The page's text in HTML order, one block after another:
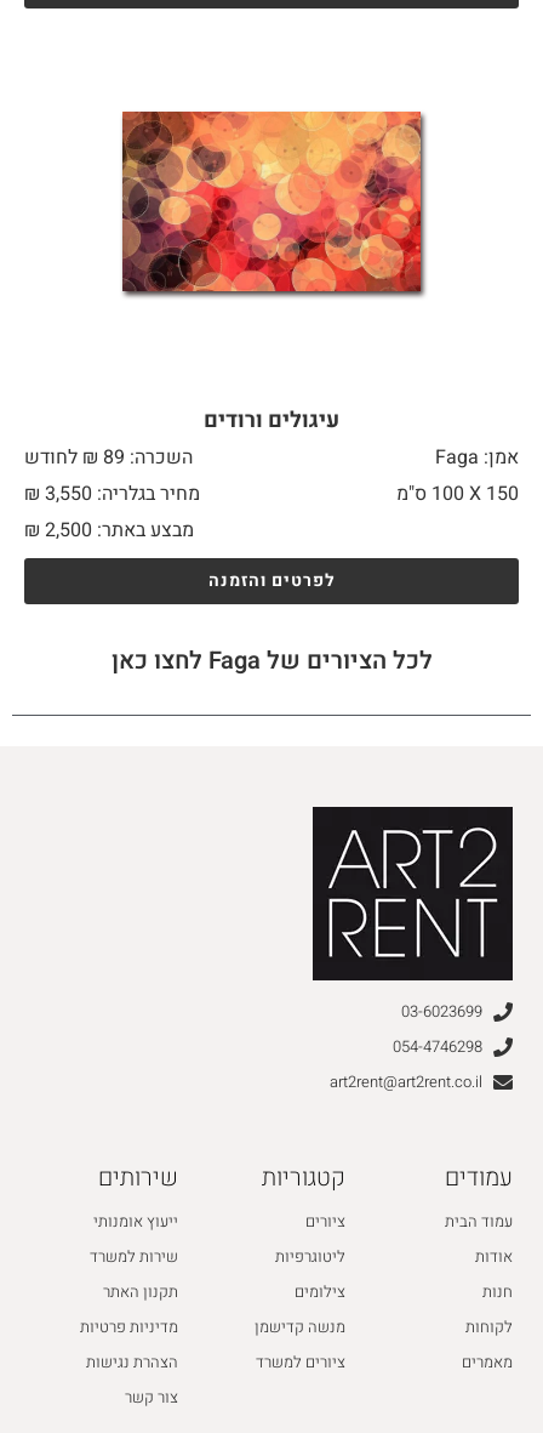
עיגולים ורודים
אמן: Faga
השכרה: 89 ₪ לחודש
150 X
מחיר בגלריה: 3,550 ₪
מבצע באתר:
₪ 2,500
לפרטים והזמנה
לכל הציורים של Faga לחצו כאן
03-6023699
054-4746298
art2rent@art2rent.co.il
עמודים
עמוד הבית
אודות
חנות
לקוחות
מאמרים
קטגוריות
ציורים
ליטוגרפיות
צילומים
מנשה קדישמן
ציורים למשרד
שירותים
ייעוץ אומנותי
שירות למשרד
תקנון האתר
מדיניות פרטיות
הצהרת נגישות
צור קשר